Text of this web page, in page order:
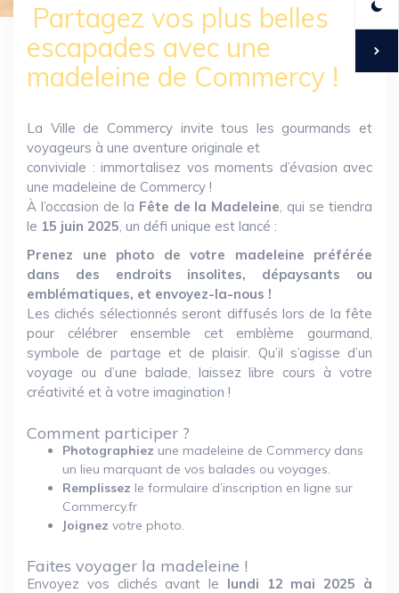
Partagez vos plus belles
escapades avec une
madeleine de Commercy !
La Ville de Commercy invite tous les gourmands et
voyageurs à une aventure originale et
conviviale : immortalisez vos moments d’évasion avec
une madeleine de Commercy !
À l’occasion de la Fête de la Madeleine, qui se tiendra
le 15 juin 2025, un défi unique est lancé :
Prenez une photo de votre madeleine préférée
dans des endroits insolites, dépaysants ou
emblématiques, et envoyez-la-nous !
Les clichés sélectionnés seront diffusés lors de la fête
pour célébrer ensemble cet emblème gourmand,
symbole de partage et de plaisir. Qu’il s’agisse d’un
voyage ou d’une balade, laissez libre cours à votre
créativité et à votre imagination !
Comment participer ?
Photographiez une madeleine de Commercy dans
un lieu marquant de vos balades ou voyages.
Remplissez le formulaire d’inscription en ligne sur
Commercy.fr
Joignez votre photo.
Faites voyager la madeleine !
Envoyez vos clichés avant le lundi 12 mai 2025 à